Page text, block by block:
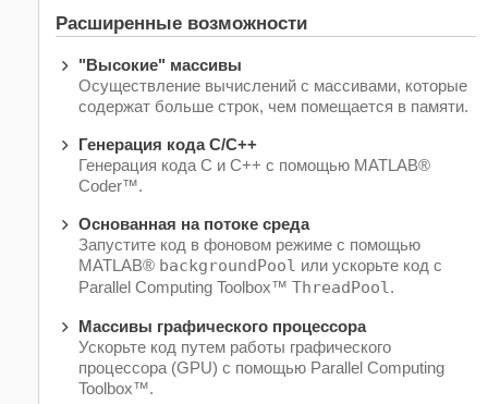
Расширенные возможности
"Высокие" массивы
Осуществление вычислений с массивами, которые
содержат больше строк, чем помещается в памяти.
Генерация кода C/C++
Генерация кода C и C++ с помощью MATLAB®
Coder™.
Основанная на потоке среда
Запустите код в фоновом режиме с помощью
MATLAB® backgroundPool или ускорьте код с
Parallel Computing Toolbox™ ThreadPool.
Массивы графического процессора
Ускорьте код путем работы графического
процессора (GPU) с помощью Parallel Computing
Toolbox™.